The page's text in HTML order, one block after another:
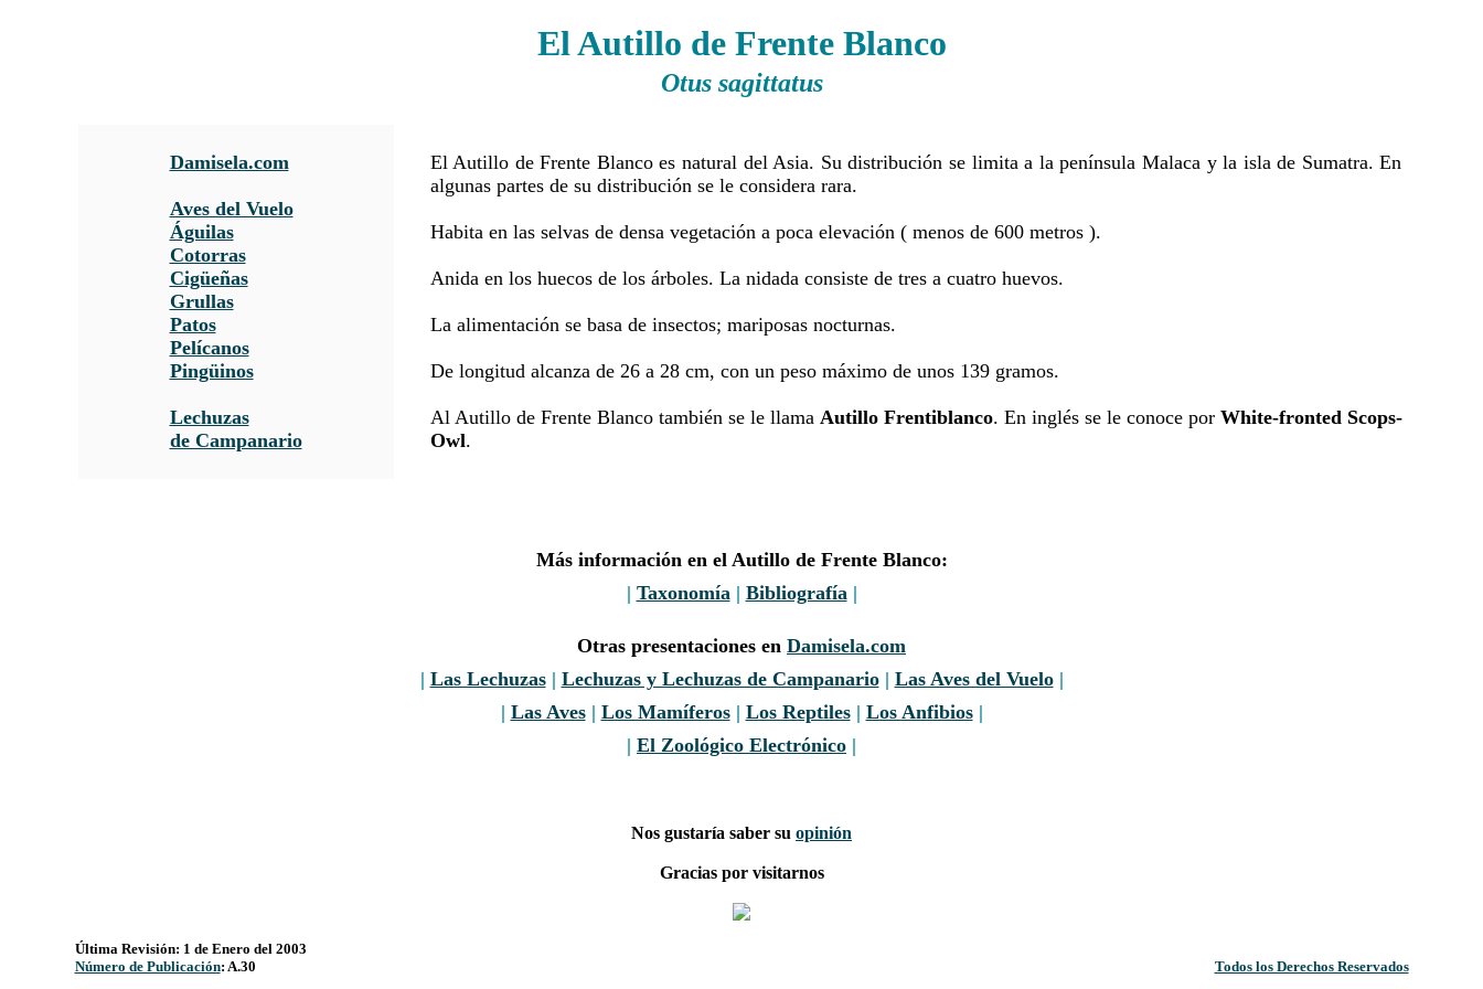
El Autillo de Frente Blanco
Otus sagittatus
Damisela.com
Aves del Vuelo
Águilas
Cotorras
Cigüeñas
Grullas
Patos
Pelícanos
Pingüinos
Lechuzas
de Campanario
El Autillo de Frente Blanco es natural del Asia. Su distribución se limita a la península Malaca y la isla de Sumatra. En
algunas partes de su distribución se le considera rara.
Habita en las selvas de densa vegetación a poca elevación ( menos de 600 metros ).
Anida en los huecos de los árboles. La nidada consiste de tres a cuatro huevos.
La alimentación se basa de insectos; mariposas nocturnas.
De longitud alcanza de 26 a 28 cm, con un peso máximo de unos 139 gramos.
Al Autillo de Frente Blanco también se le llama Autillo Frentiblanco. En inglés se le conoce por White-fronted Scops-
Owl.
Más información en el Autillo de Frente Blanco:
| Taxonomía| Bibliografía|
Otras presentaciones en Damisela.com
| Las Lechuzas| Lechuzas y Lechuzas de Campanario| Las Aves del Vuelo|
| Las Aves| Los Mamíferos| Los Reptiles| Los Anfibios|
| El Zoológico Electrónico |
Nos gustaría saber su opinión
Gracias por visitarnos
Última Revisión: 1 de Enero del 2003
Número de Publicación: A.30 Todos los Derechos Reservados